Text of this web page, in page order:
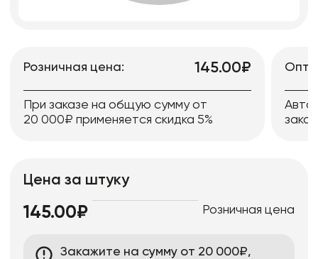
Розничная цена: 145.00₽
При заказе на общую сумму от
20 000₽ применяется скидка 5%
Цена за штуку
145.00₽ Розничная цена
Закажите на сумму от 20 000₽,